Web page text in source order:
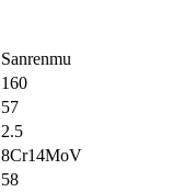
Sanrenmu
160
57
2.5
8Cr14MoV
58